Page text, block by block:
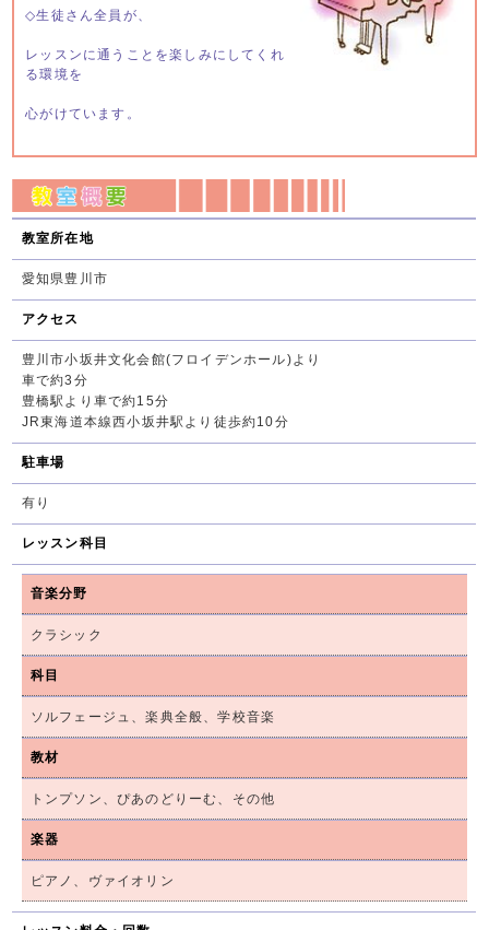
◇生徒さん全員が、
レッスンに通うことを楽しみにしてくれ
る環境を
心がけています。
教室所在地
愛知県豊川市
アクセス
豊川市小坂井文化会館(フロイデンホール)より
車で約3分
豊橋駅より車で約15分
JR東海道本線西小坂井駅より徒歩約10分
駐車場
有り
レッスン科目
音楽分野
クラシック
科目
ソルフェージュ、楽典全般、学校音楽
教材
トンプソン、ぴあのどりーむ、その他
楽器
ピアノ、ヴァイオリン